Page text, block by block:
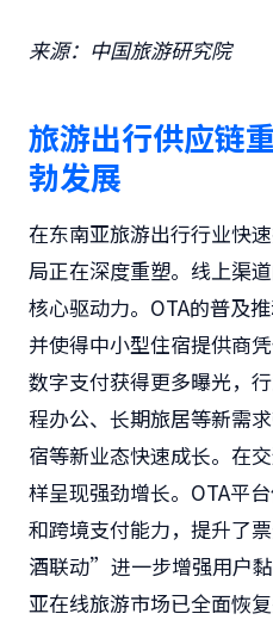
来源：中国旅游研究院
旅游出行供应链
勃发展
在东南亚旅游出行行业快
局正在深度重塑。线上渠
核心驱动力。OTA的普及
并使得中小型住宿提供商
数字支付获得更多曝光，
程办公、长期旅居等新需
宿等新业态快速成长。在
样呈现强劲增长。OTA平
和跨境支付能力，提升了
酒联动”进一步增强用户
亚在线旅游市场已全面恢